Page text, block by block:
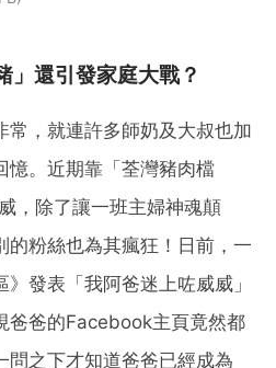
」還引發家庭大戰？
常，就連許多師奶及大叔也加
憶。近期靠「荃灣豬肉檔
，除了讓一班主婦神魂顛
的粉絲也為其瘋狂！日前，一
發表「我阿爸迷上咗威威」
爸爸的Facebook主頁竟然都
問之下才知道爸爸已經成為